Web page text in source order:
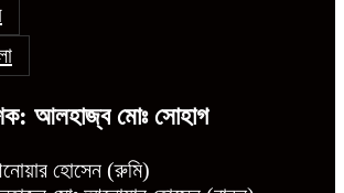
আলহাজ্ব মোঃ সোহাগ
হোসেন (রুমি)